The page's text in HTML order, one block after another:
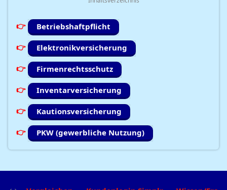
Betriebshaftpflicht
Elektronikversicherung
Firmenrechtsschutz
Inventarversicherung
Kautionsversicherung
PKW (gewerbliche Nutzung)